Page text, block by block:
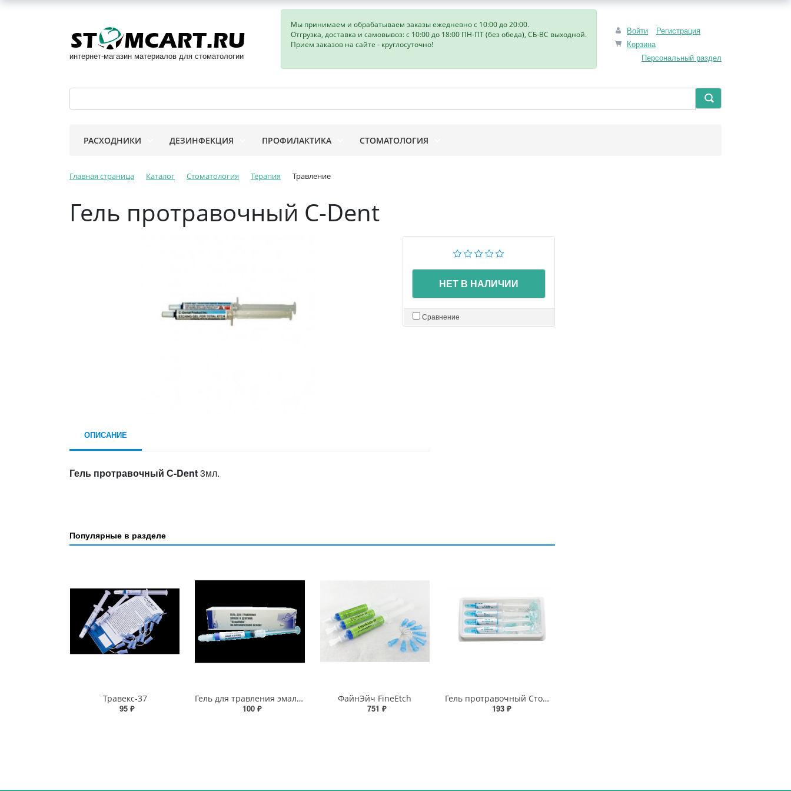
интернет-магазин материалов для стоматологии
Войти
Регистрация
Корзина
Персональный раздел
Мы принимаем и обрабатываем заказы ежедневно с 10:00 до 20:00.
Отгрузка, доставка и самовывоз: с 10:00 до 18:00 ПН-ПТ (без обеда), СБ-ВС выходной.
Прием заказов на сайте - круглосуточно!
РАСХОДНИКИ ДЕЗИНФЕКЦИЯ ПРОФИЛАКТИКА СТОМАТОЛОГИЯ
Главная страница Каталог Стоматология Терапия Травление
Гель протравочный С-Dent
НЕТ В НАЛИЧИИ
Сравнение
ОПИСАНИЕ
Гель протравочный С-Dent3мл.
Популярные в разделе
Травекс-37
95 ₽
Гель для травления эмали Владмива
100 ₽
ФайнЭйч FineEtch
751 ₽
Гель протравочный СтомаДент
193 ₽